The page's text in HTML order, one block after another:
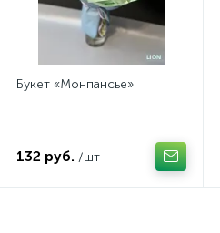
Букет «Монпансье»
132 руб. /шт